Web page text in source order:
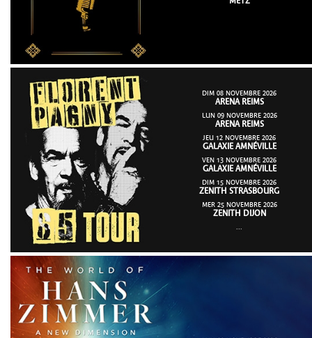
DIM 08 NOVEMBRE 2026
ARENA REIMS
LUN 09 NOVEMBRE 2026
ARENA REIMS
JEU 12 NOVEMBRE 2026
GALAXIE AMNÉVILLE
VEN 13 NOVEMBRE 2026
GALAXIE AMNÉVILLE
DIM 15 NOVEMBRE 2026
ZENITH STRASBOURG
MER 25 NOVEMBRE 2026
ZENITH DIJON